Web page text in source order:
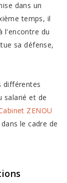
dans un
temps, il
l'encontre du
sa défense,
différentes
salarié et de
ZENOU
le cadre de